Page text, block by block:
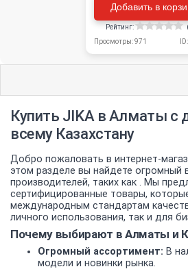
Добавить в
Рейтинг:
Просмотры: 971
Купить JIKA в Алматы с
всему Казахстану
Добро пожаловать в интернет-
этом разделе вы найдете огромный
производителей, таких как . Мы
сертифицированные товары,
международным стандартам
личного использования, так и для
Почему выбирают в Алматы и
Огромный ассортимент: В
модели и новинки рынка.